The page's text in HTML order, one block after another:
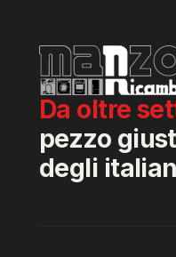
Da oltre
pezzo
degli